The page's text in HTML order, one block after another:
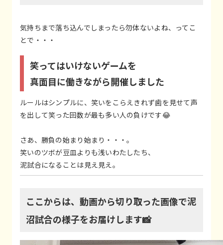
気持ちまで落ち込んでしまったら勿体ないよね、ってこ
とで・・・
笑ってはいけないゲームを
真面目に働きながら開催しました
ルールはシンプルに、笑いをこらえきれず歯を見せて声
を出して笑った回数が最も多い人の負けです😂
さあ、勝負の始まり始まり・・・。
笑いのツボが豆皿よりも浅いわたしたち、
泥試合になることは見え見え。
ここからは、動画から切り取った画像で泥
沼試合の様子をお届けします📸